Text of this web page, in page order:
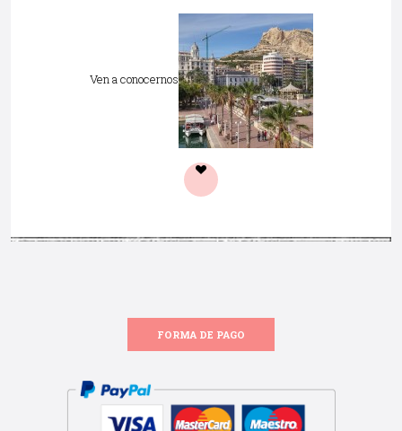
Ven a conocernos
FORMA DE PAGO